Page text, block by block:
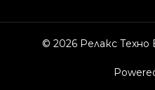
© 2026 Релакс Техно